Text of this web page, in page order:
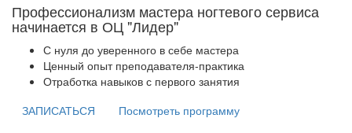
Профессионализм мастера ногтевого сервиса
начинается в ОЦ "Лидер"
С нуля до уверенного в себе мастера
Ценный опыт преподавателя-практика
Отработка навыков с первого занятия
ЗАПИСАТЬСЯ
Посмотреть программу